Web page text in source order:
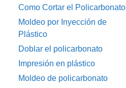
Como Cortar el Policarbonato
Moldeo por Inyección de
Plástico
Doblar el policarbonato
Impresión en plástico
Moldeo de policarbonato